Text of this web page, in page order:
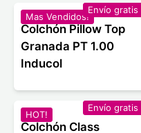
Mas Vendidos!
Envío gratis
Colchón Pillow Top
Granada PT 1.00
Inducol
HOT!
Envío gratis
Colchón Class